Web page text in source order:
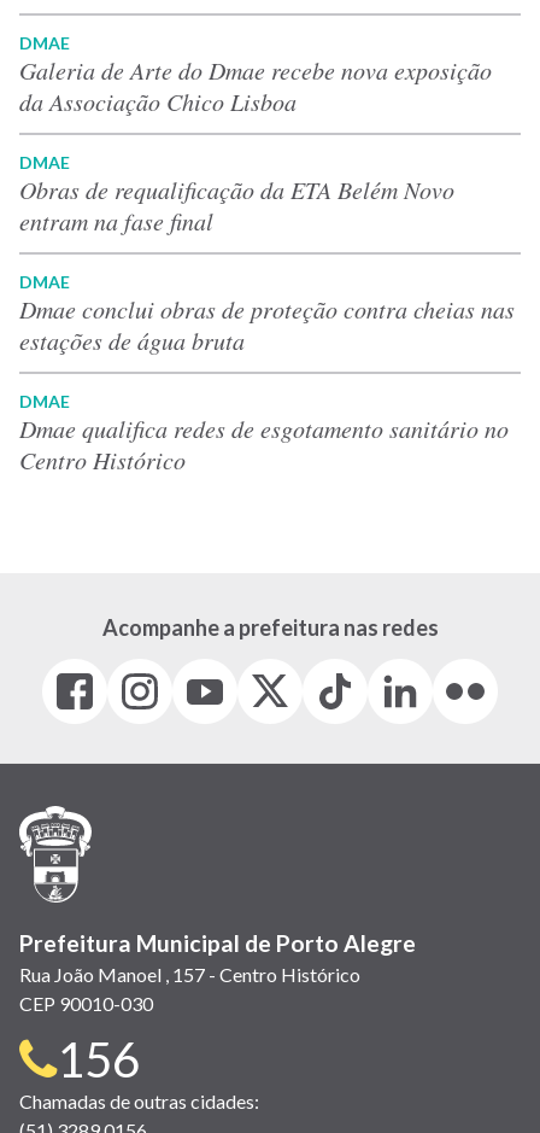
DMAE
Galeria de Arte do Dmae recebe nova exposição
da Associação Chico Lisboa
DMAE
Obras de requalificação da ETA Belém Novo
entram na fase final
DMAE
Dmae conclui obras de proteção contra cheias nas
estações de água bruta
DMAE
Dmae qualifica redes de esgotamento sanitário no
Centro Histórico
Acompanhe a prefeitura nas redes
Facebook
(link
em
janela)
Instagram
(link
em
(link
em
(Antigo
(link
Tiktok
(link
em
LinkedIn
(link
em
(link
em
Prefeitura Municipal de Porto Alegre
Rua João Manoel , 157 - Centro Histórico
CEP 90010-030
Telefone
para
156
Chamadas de outras cidades: